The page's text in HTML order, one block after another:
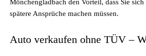
Mönchengladbach den Vorteil, dass Sie
spätere Ansprüche machen müssen.
Auto verkaufen ohne TÜV –